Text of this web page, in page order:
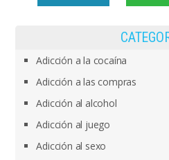
Adicción a la cocaína
Adicción a las compras
Adicción al alcohol
Adicción al juego
Adicción al sexo